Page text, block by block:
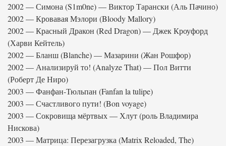
2002 — Симона (S1m0ne) — Виктор Тарански (Аль Пачино)
2002 — Кровавая Мэлори (Bloody Mallory)
2002 — Красный Дракон (Red Dragon) — Джек Кроуфорд
(Харви Кейтель)
2002 — Бланш (Blanche) — Мазарини (Жан Рошфор)
2002 — Анализируй то! (Analyze That) — Пол Витти
(Роберт Де Ниро)
2003 — Фанфан-Тюльпан (Fanfan la tulipe)
2003 — Счастливого пути! (Bon voyage)
2003 — Сокровища мёртвых — Хлут (роль Владимира
Нискова)
2003 — Матрица: Перезагрузка (Matrix Reloaded, The)